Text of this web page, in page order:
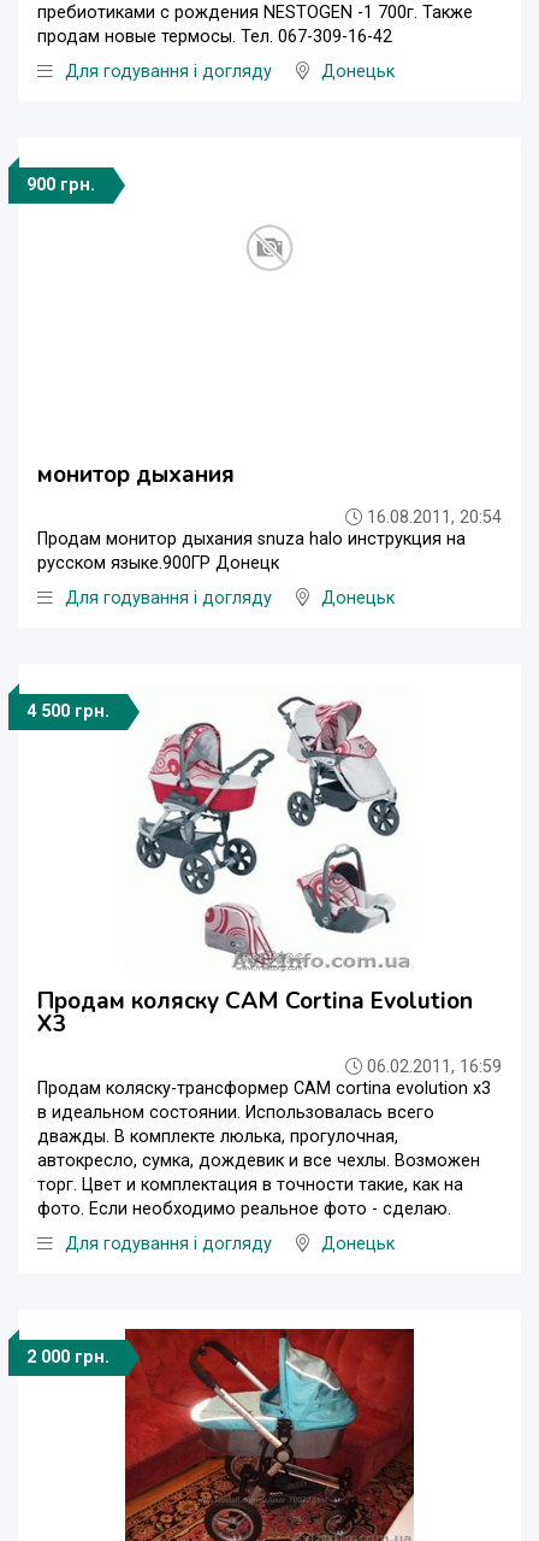
пребиотиками с рождения NESTOGEN -1 700г. Также
продам новые термосы. Тел. 067-309-16-42
Для годування і догляду
Донецьк
900 грн.
монитор дыхания
16.08.2011, 20:54
Продам монитор дыхания snuza halo инструкция на
русском языке.900ГР Донецк
Для годування і догляду
Донецьк
4 500 грн.
Продам коляску CAM Cortina Evolution
X3
06.02.2011, 16:59
Продам коляску-трансформер САМ cortina evolution x3
в идеальном состоянии. Использовалась всего
дважды. В комплекте люлька, прогулочная,
автокресло, сумка, дождевик и все чехлы. Возможен
торг. Цвет и комплектация в точности такие, как на
фото. Если необходимо реальное фото - сделаю.
Для годування і догляду
Донецьк
2 000 грн.